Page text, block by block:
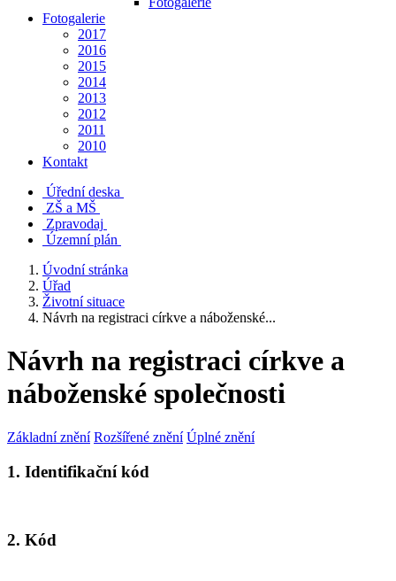
Fotogalerie
2017
2016
2015
2014
2013
2012
2011
2010
Kontakt
Úřední deska
ZŠ a MŠ
Zpravodaj
Územní plán
Úvodní stránka
Úřad
Životní situace
Návrh na registraci církve a náboženské...
Návrh na registraci církve a
náboženské společnosti
Základní znění Rozšířené znění Úplné znění
1. Identifikační kód
2. Kód